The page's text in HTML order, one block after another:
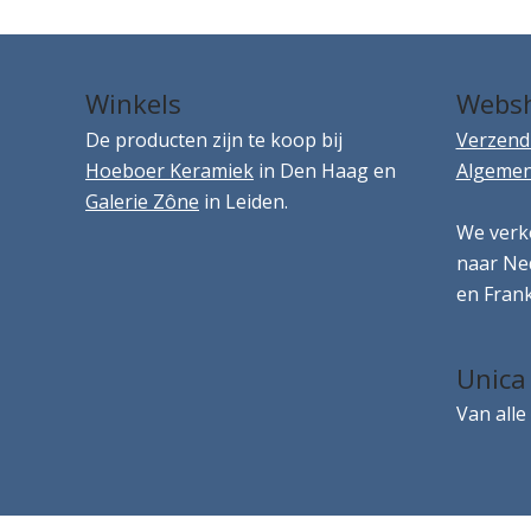
Winkels
De producten zijn te koop bij
Hoeboer Keramiek in Den Haag en
Galerie Zône in Leiden.
We
naar
en
Unica
Van